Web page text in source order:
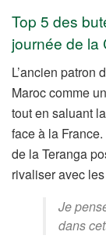
Top 5 des
journée de la
L’ancien patron
Maroc comme
tout en saluant
face à la
de la Teranga
rivaliser avec
Je
dans